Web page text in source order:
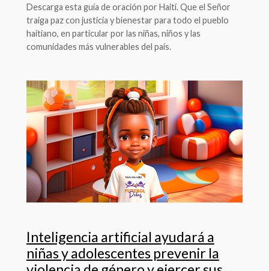
Descarga esta guía de oración por Haití. Que el Señor
traiga paz con justicia y bienestar para todo el pueblo
haitiano, en particular por las niñas, niños y las
comunidades más vulnerables del país.
Inteligencia artificial ayudará a
niñas y adolescentes prevenir la